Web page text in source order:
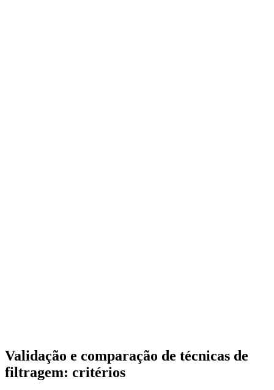
Validação e comparação de técnicas de
filtragem: critérios